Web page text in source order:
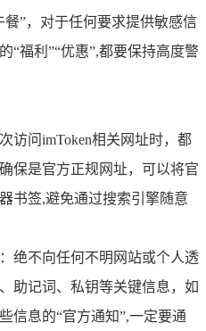
餐”，对于任何要求提供敏感信
“福利”“优惠”,都要保持高度警
访问imToken相关网址时，都
保是官方正规网址，可以将官
书签,避免通过搜索引擎随意
：绝不向任何不明网站或个人透
助记词、私钥等关键信息，如
信息的“官方通知”,一定要通